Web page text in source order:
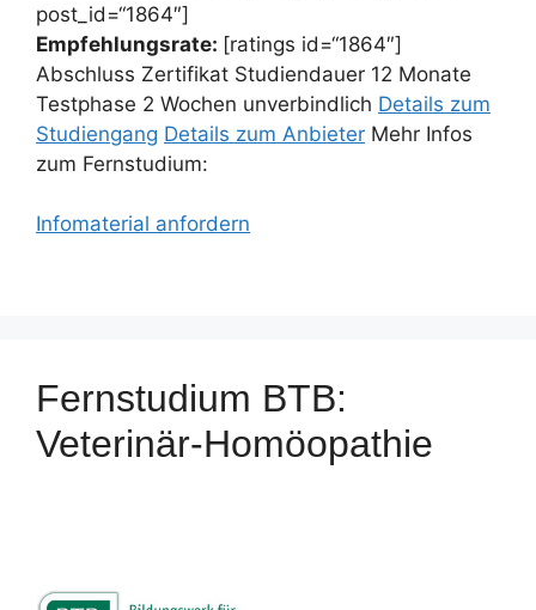
post_id=“1864″]
Empfehlungsrate: [ratings id=“1864″]
Abschluss Zertifikat Studiendauer 12 Monate
Testphase 2 Wochen unverbindlich Details zum
Studiengang Details zum Anbieter Mehr Infos
zum Fernstudium:
Infomaterial anfordern
Fernstudium BTB:
Veterinär-Homöopathie